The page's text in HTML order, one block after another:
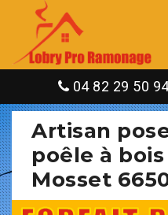
04 82 29 50
Artisan
poêle à
Mosset